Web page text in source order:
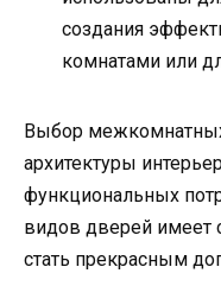
создания
комнатами или
Выбор
архитектуры
функциональных
видов дверей имеет
стать прекрасным